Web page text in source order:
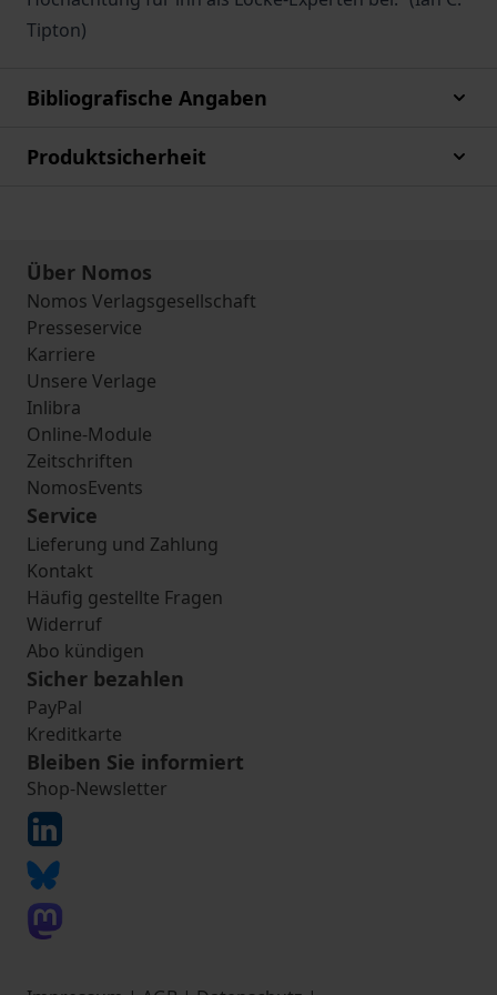
Tipton)
Bibliografische Angaben
Produktsicherheit
Über Nomos
Nomos Verlagsgesellschaft
Presseservice
Karriere
Unsere Verlage
Inlibra
Online-Module
Zeitschriften
NomosEvents
Service
Lieferung und Zahlung
Kontakt
Häufig gestellte Fragen
Widerruf
Abo kündigen
Sicher bezahlen
PayPal
Kreditkarte
Bleiben Sie informiert
Shop-Newsletter